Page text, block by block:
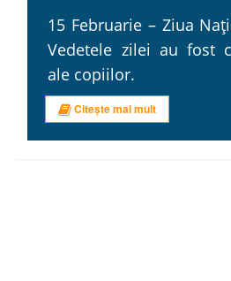
15 Februarie – Ziua
Vedetele zilei au fost
ale copiilor.
Citește mai mult